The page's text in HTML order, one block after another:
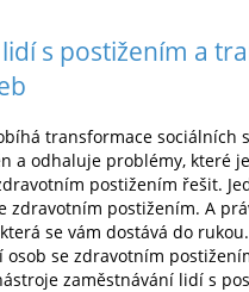
s postižením a
transformace sociálních
a odhaluje problémy, které
postižením řešit.
zdravotním postižením. A
se vám dostává do
se zdravotním
zaměstnávání lidí s